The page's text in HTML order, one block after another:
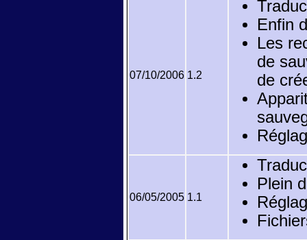
07/10/2006 1.2
Enfin
Les
de
de
06/05/2005 1.1
Plein